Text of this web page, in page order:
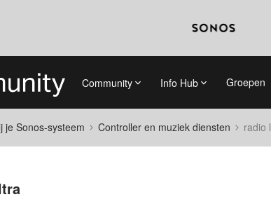
Community Info Hub Groepen
je Sonos-systeem Controller en muziek diensten radio